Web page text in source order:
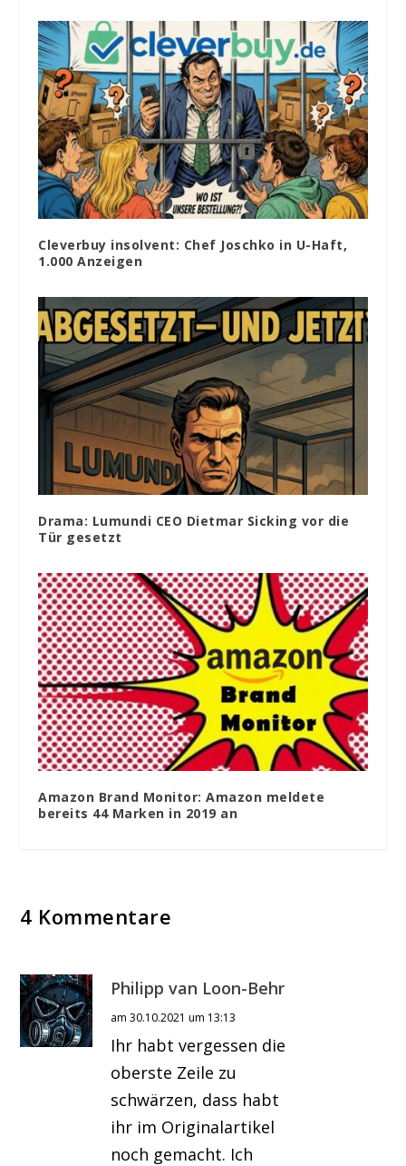
Cleverbuy insolvent: Chef Joschko in U-Haft,
1.000 Anzeigen
Drama: Lumundi CEO Dietmar Sicking vor die
Tür gesetzt
Amazon Brand Monitor: Amazon meldete
bereits 44 Marken in 2019 an
4 Kommentare
Philipp van Loon-Behr
am 30.10.2021 um 13:13
Ihr habt vergessen die
oberste Zeile zu
schwärzen, dass habt
ihr im Originalartikel
noch gemacht. Ich